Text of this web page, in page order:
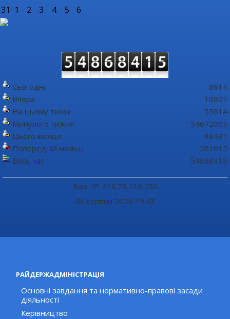
31 1 2 3 4 5 6
Сьогодні
Вчора
На цьому тижні
Минулого тижня
Цього місяця
Попередній місяць
Весь час
8614
16801
55014
54672055
88491
581015
54868415
Ваш IP: 216.73.216.250
06 серпня 2026 19:43
РАЙДЕРЖАДМІНІСТРАЦІЯ
Основні завдання та нормативно-правові засади
діяльності
Керівництво